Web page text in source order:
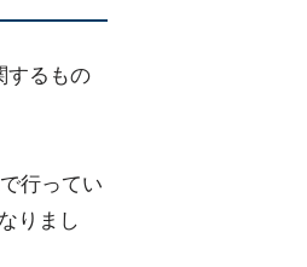
するもの
行ってい
りまし